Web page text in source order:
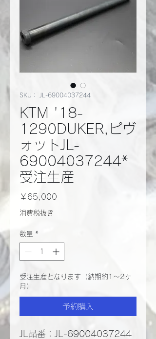
SKU： JL-69004037244
KTM '18-
1290DUKER,ピヴ
ォットJL-
69004037244*
受注生産
￥65,000
消費税抜き
数量 *
受注生産となります（納期約1～2ヶ
月）
予約購入
JL品番：JL-69004037244